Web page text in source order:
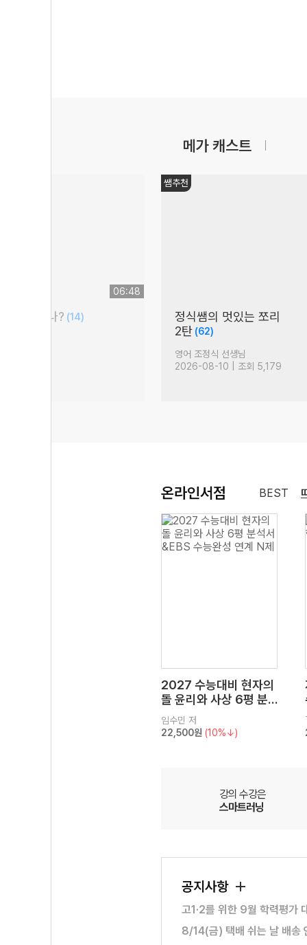
메가 캐스트
06:48
적 오르나? (14)
쌤추천
정식쌤의 멋있는 쪼리
2탄 (62)
영어 조정식 선생님
2026-08-10 | 조회 5,179
온라인서점 BEST
2027 수능대비 현자의
돌 윤리와 사상 6평 분
석서&EBS 수능완성 연
계 N제
임수민 저
22,500원 (10%↓)
강의 수강은
스마트러닝
공지사항
고1·2를 위한 9월 학력평가
8/14(금) 택배 쉬는 날 배송